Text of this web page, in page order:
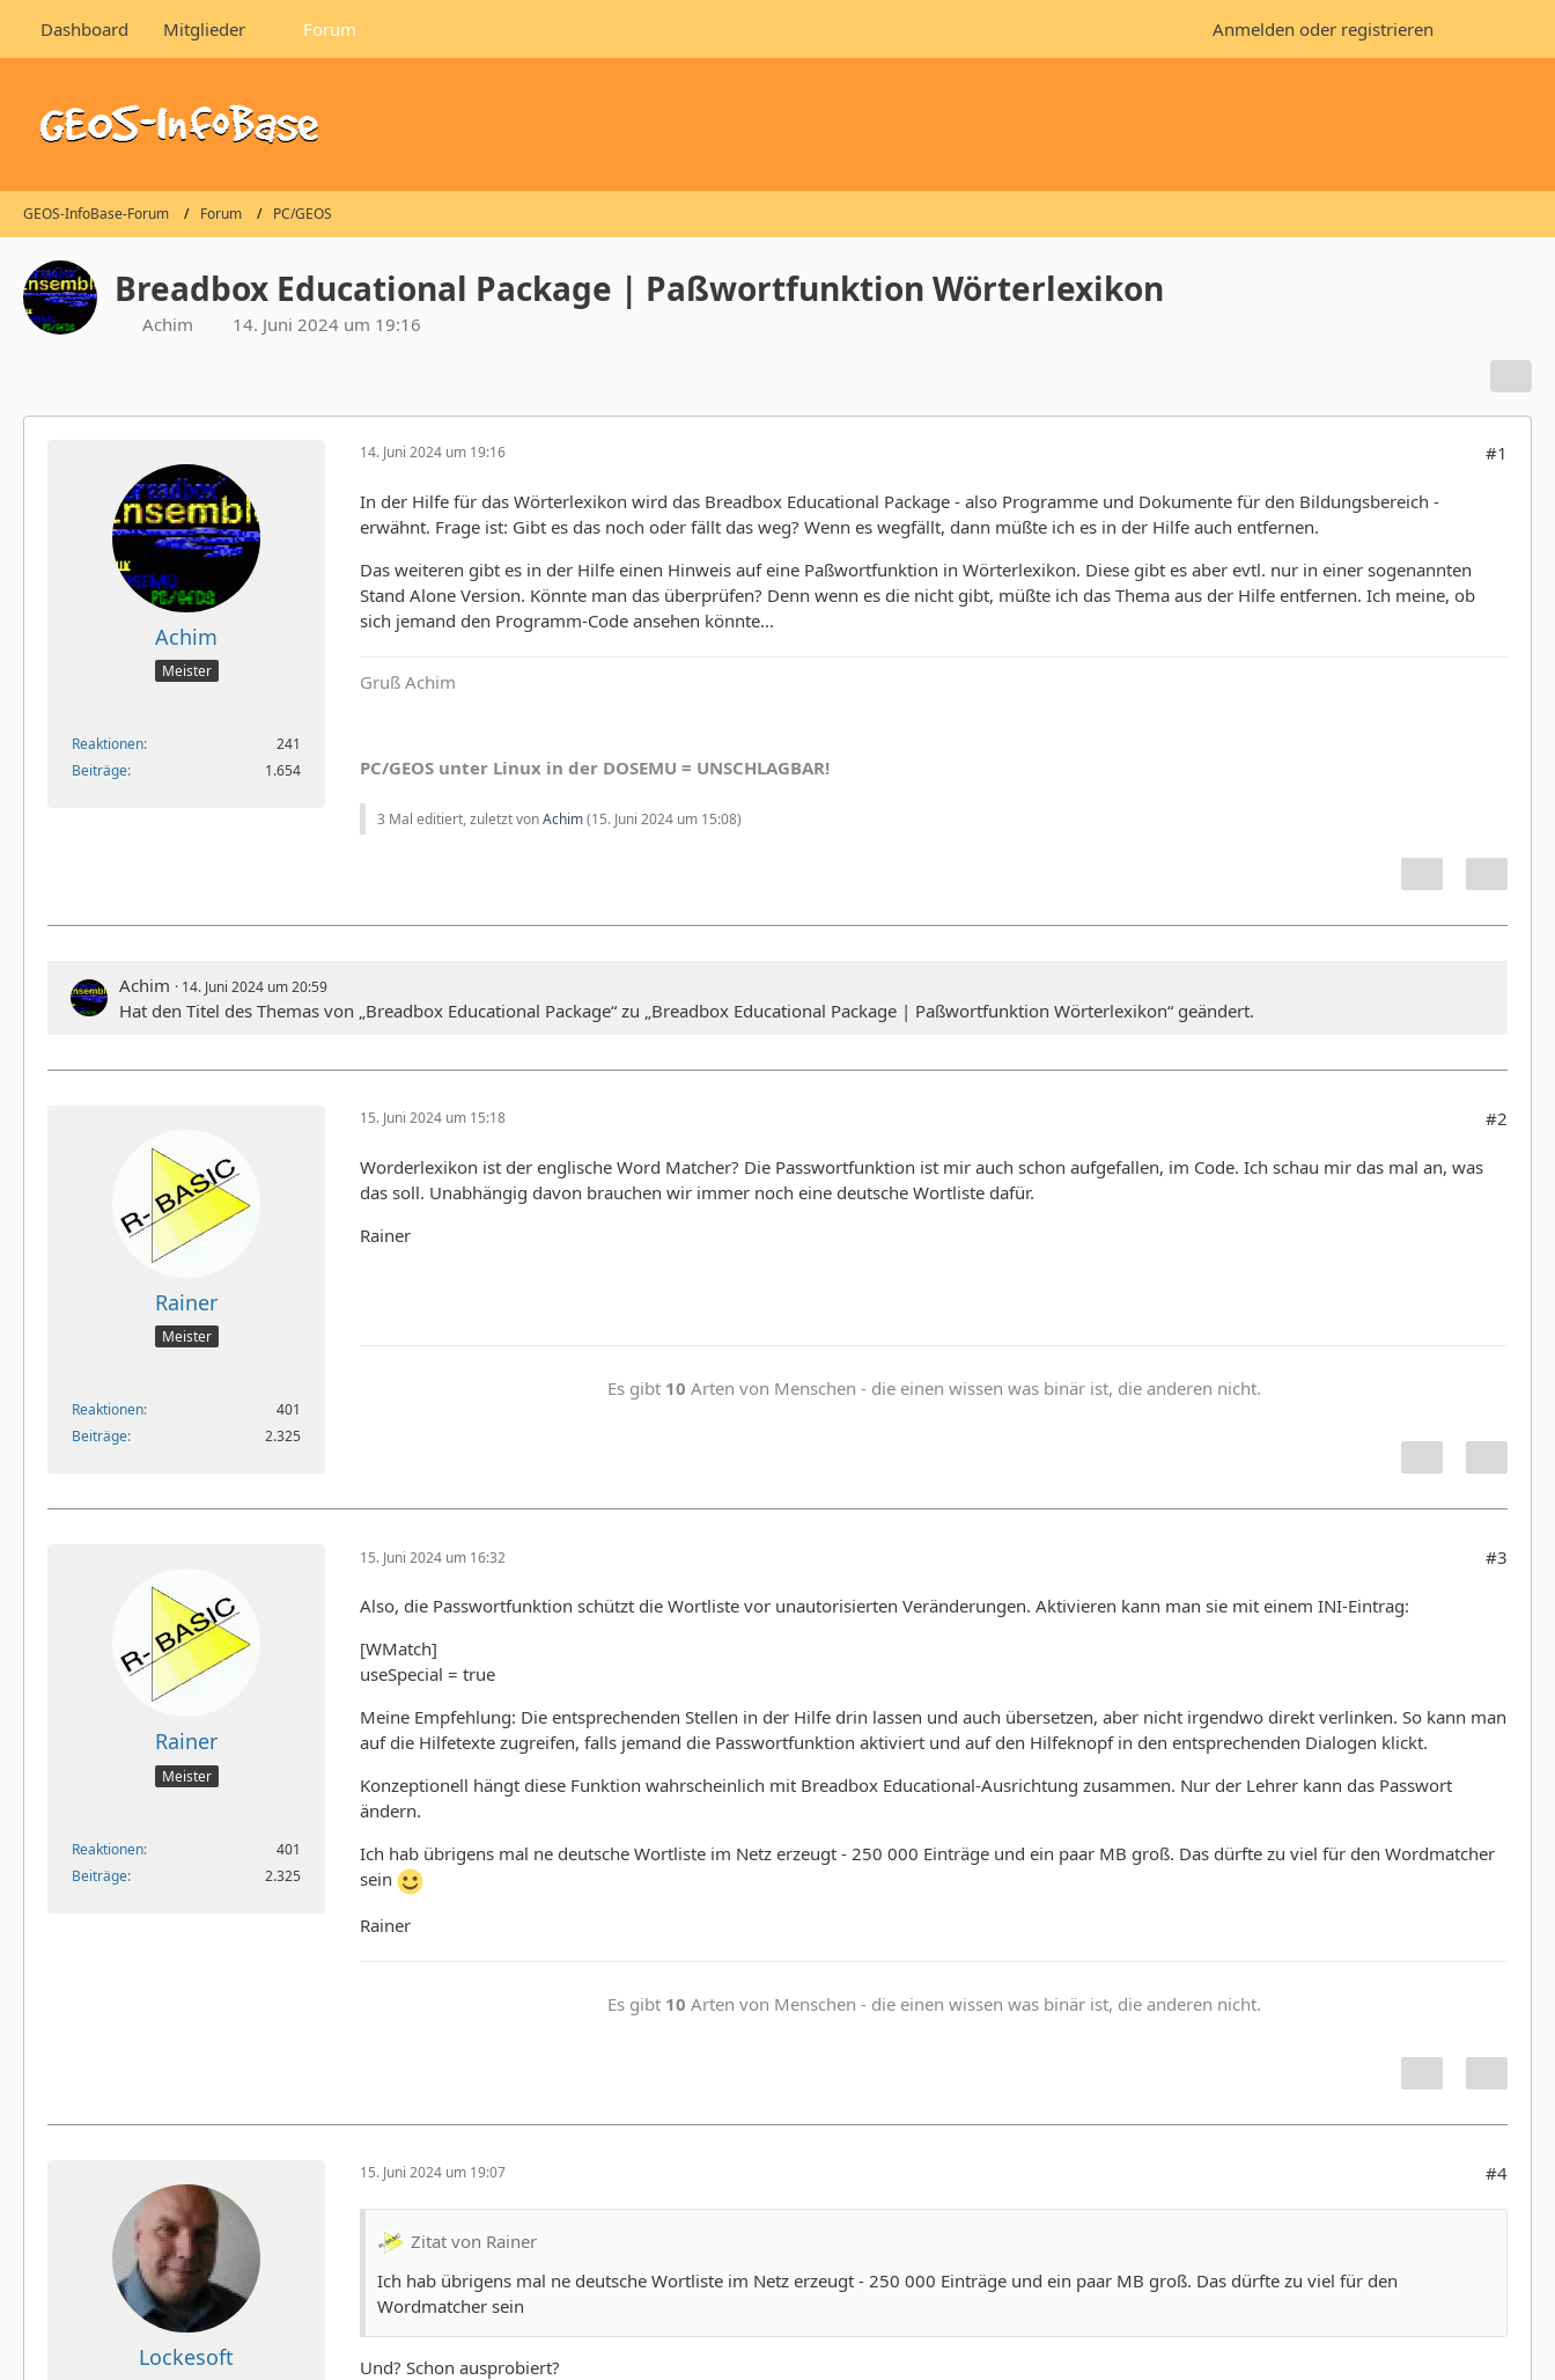
Dashboard Mitglieder Forum Anmelden oder registrieren
GEOS-InfoBase-Forum Forum PC/GEOS
Breadbox Educational Package | Paßwortfunktion Wörterlexikon
Achim 14. Juni 2024 um 19:16
Achim
Meister
Reaktionen
241
Beiträge
1.654
14. Juni 2024 um 19:16 #1
In der Hilfe für das Wörterlexikon wird das Breadbox Educational Package - also Programme und Dokumente für den Bildungsbereich -
erwähnt. Frage ist: Gibt es das noch oder fällt das weg? Wenn es wegfällt, dann müßte ich es in der Hilfe auch entfernen.
Das weiteren gibt es in der Hilfe einen Hinweis auf eine Paßwortfunktion in Wörterlexikon. Diese gibt es aber evtl. nur in einer sogenannten
Stand Alone Version. Könnte man das überprüfen? Denn wenn es die nicht gibt, müßte ich das Thema aus der Hilfe entfernen. Ich meine, ob
sich jemand den Programm-Code ansehen könnte...
Gruß Achim
PC/GEOS unter Linux in der DOSEMU = UNSCHLAGBAR!
3 Mal editiert, zuletzt vonAchim(15. Juni 2024 um 15:08)
Achim 14. Juni 2024 um 20:59
Hat den Titel des Themas von „Breadbox Educational Package“ zu „Breadbox Educational Package | Paßwortfunktion Wörterlexikon“ geändert.
Rainer
Meister
Reaktionen
401
Beiträge
2.325
15. Juni 2024 um 15:18 #2
Worderlexikon ist der englische Word Matcher? Die Passwortfunktion ist mir auch schon aufgefallen, im Code. Ich schau mir das mal an, was
das soll. Unabhängig davon brauchen wir immer noch eine deutsche Wortliste dafür.
Rainer
Es gibt 10 Arten von Menschen - die einen wissen was binär ist, die anderen nicht.
Rainer
Meister
Reaktionen
401
Beiträge
2.325
15. Juni 2024 um 16:32 #3
Also, die Passwortfunktion schützt die Wortliste vor unautorisierten Veränderungen. Aktivieren kann man sie mit einem INI-Eintrag:
[WMatch]
useSpecial = true
Meine Empfehlung: Die entsprechenden Stellen in der Hilfe drin lassen und auch übersetzen, aber nicht irgendwo direkt verlinken. So kann man
auf die Hilfetexte zugreifen, falls jemand die Passwortfunktion aktiviert und auf den Hilfeknopf in den entsprechenden Dialogen klickt.
Konzeptionell hängt diese Funktion wahrscheinlich mit Breadbox Educational-Ausrichtung zusammen. Nur der Lehrer kann das Passwort
ändern.
Ich hab übrigens mal ne deutsche Wortliste im Netz erzeugt - 250 000 Einträge und ein paar MB groß. Das dürfte zu viel für den Wordmatcher
sein
Rainer
Es gibt 10 Arten von Menschen - die einen wissen was binär ist, die anderen nicht.
Lockesoft
15. Juni 2024 um 19:07 #4
Zitat von Rainer
Ich hab übrigens mal ne deutsche Wortliste im Netz erzeugt - 250 000 Einträge und ein paar MB groß. Das dürfte zu viel für den
Wordmatcher sein
Und? Schon ausprobiert?